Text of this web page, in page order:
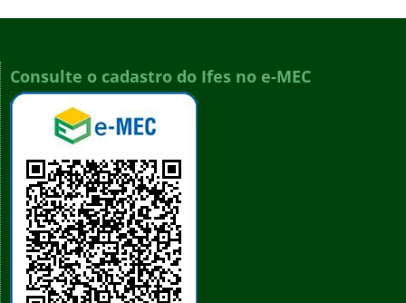
Consulte o cadastro do Ifes no e-MEC